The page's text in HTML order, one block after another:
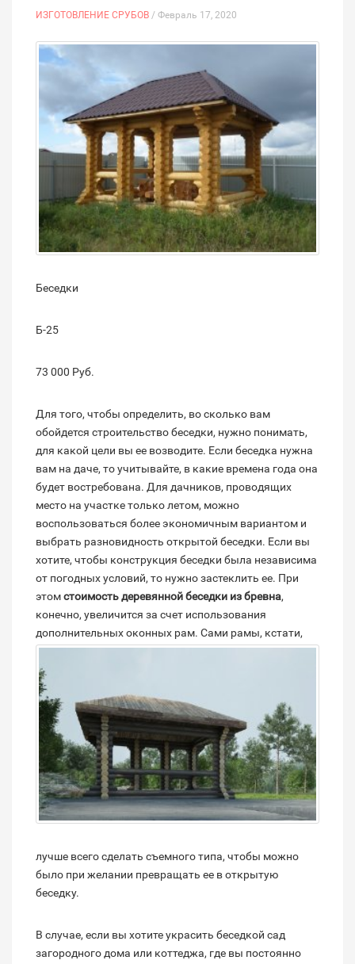
ИЗГОТОВЛЕНИЕ СРУБОВ / Февраль 17, 2020
Беседки
Б-25
73 000 Руб.
Для того, чтобы определить, во сколько вам
обойдется строительство беседки, нужно понимать,
для какой цели вы ее возводите. Если беседка нужна
вам на даче, то учитывайте, в какие времена года она
будет востребована. Для дачников, проводящих
место на участке только летом, можно
воспользоваться более экономичным вариантом и
выбрать разновидность открытой беседки. Если вы
хотите, чтобы конструкция беседки была независима
от погодных условий, то нужно застеклить ее. При
этомстоимость деревянной беседки из бревна,
конечно, увеличится за счет использования
дополнительных оконных рам. Сами рамы, кстати,
лучше всего сделать съемного типа, чтобы можно
было при желании превращать ее в открытую
беседку.
В случае, если вы хотите украсить беседкой сад
загородного дома или коттеджа, где вы постоянно